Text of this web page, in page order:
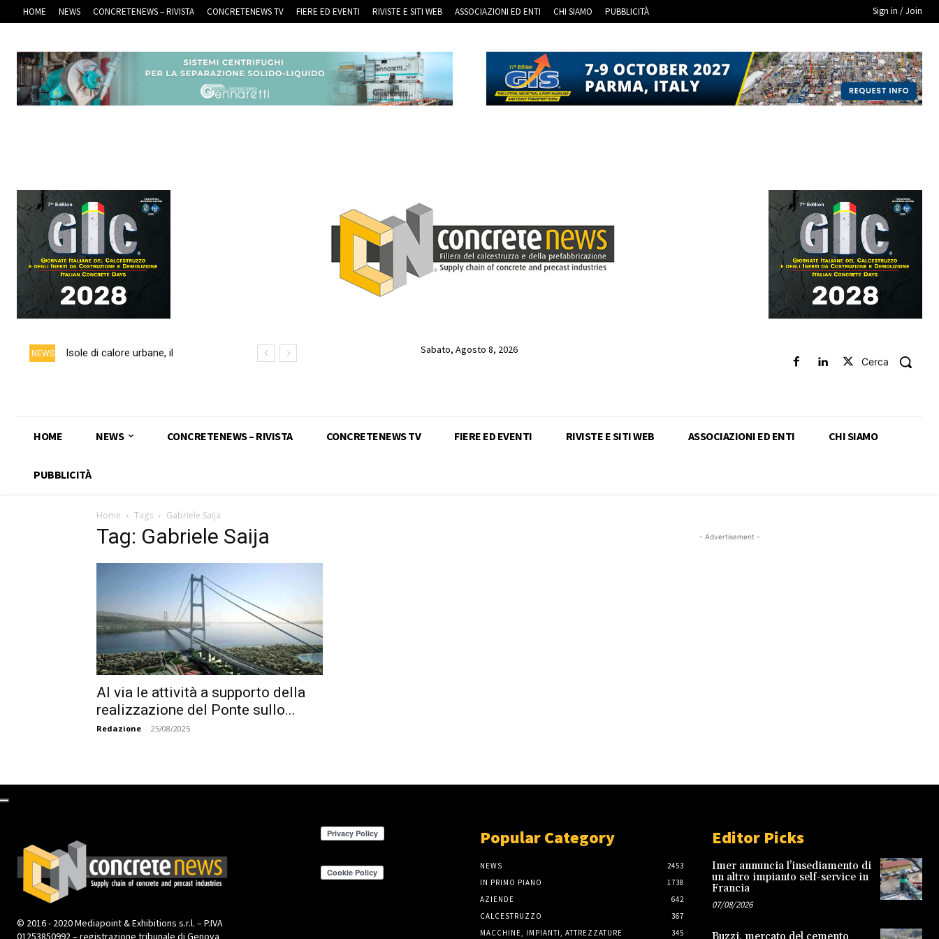
HOME NEWS CONCRETENEWS – RIVISTA CONCRETENEWS TV FIERE ED EVENTI RIVISTE E SITI WEB ASSOCIAZIONI ED ENTI CHI SIAMO PUBBLICITÀ Sign in / Join
NEWS
Isole di calore urbane, il
Sabato, Agosto 8, 2026
Cerca
HOME NEWS CONCRETENEWS – RIVISTA CONCRETENEWS TV FIERE ED EVENTI RIVISTE E SITI WEB ASSOCIAZIONI ED ENTI CHI SIAMO
PUBBLICITÀ
Home Tags Gabriele Saija
Tag: Gabriele Saija
Al via le attività a supporto della
realizzazione del Ponte sullo...
Redazione - 25/08/2025
- Advertisement -
© 2016 - 2020 Mediapoint & Exhibitions s.r.l. – P.IVA
01253850992 – registrazione tribunale di Genova
Popular Category
NEWS
2453
IN PRIMO PIANO
1738
AZIENDE
642
CALCESTRUZZO
367
MACCHINE, IMPIANTI, ATTREZZATURE
345
Editor Picks
Imer annuncia l’insediamento di
un altro impianto self-service in
Francia
07/08/2026
Buzzi, mercato del cemento